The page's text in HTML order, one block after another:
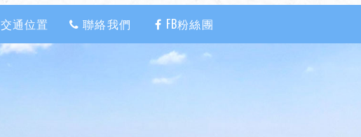
交通位置 聯絡我們 FB粉絲團